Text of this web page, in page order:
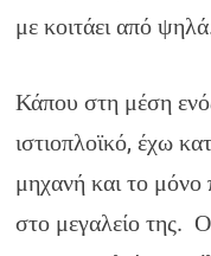
με κοιτάει από
Κάπου στη μέση
ιστιοπλοϊκό, έχω
μηχανή και το μόνο
στο μεγαλείο της.